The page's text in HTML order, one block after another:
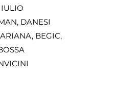
DANESI
BEGIC,